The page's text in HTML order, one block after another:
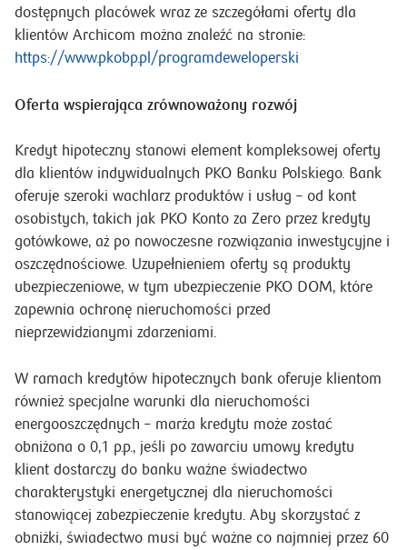
dostępnych placówek wraz ze szczegółami oferty dla
klientów Archicom można znaleźć na stronie:
https://www.pkobp.pl/programdeweloperski
Oferta wspierająca zrównoważony rozwój
Kredyt hipoteczny stanowi element kompleksowej oferty
dla klientów indywidualnych PKO Banku Polskiego. Bank
oferuje szeroki wachlarz produktów i usług – od kont
osobistych, takich jak PKO Konto za Zero przez kredyty
gotówkowe, aż po nowoczesne rozwiązania inwestycyjne i
oszczędnościowe. Uzupełnieniem oferty są produkty
ubezpieczeniowe, w tym ubezpieczenie PKO DOM, które
zapewnia ochronę nieruchomości przed
nieprzewidzianymi zdarzeniami.
W ramach kredytów hipotecznych bank oferuje klientom
również specjalne warunki dla nieruchomości
energooszczędnych – marża kredytu może zostać
obniżona o 0,1 p.p., jeśli po zawarciu umowy kredytu
klient dostarczy do banku ważne świadectwo
charakterystyki energetycznej dla nieruchomości
stanowiącej zabezpieczenie kredytu. Aby skorzystać z
obniżki, świadectwo musi być ważne co najmniej przez 60